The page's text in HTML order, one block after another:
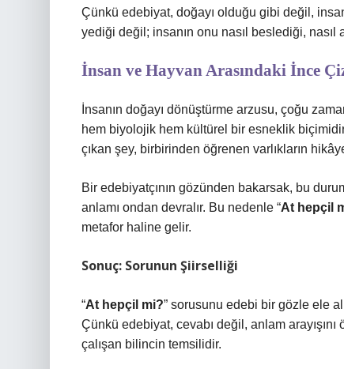
Çünkü edebiyat, doğayı olduğu gibi değil,
yediği değil; insanın onu nasıl beslediği, nasıl
İnsan ve Hayvan Arasındaki İnce
İnsanın doğayı dönüştürme arzusu, çoğu
hem biyolojik hem kültürel bir esneklik
çıkan şey, birbirinden öğrenen varlıkların
Bir edebiyatçının gözünden bakarsak, bu
anlamı ondan devralır. Bu nedenle “At hepçil
metafor haline gelir.
Sonuç: Sorunun Şiirselliği
“At hepçil mi?” sorusunu edebi bir gözle ele
Çünkü edebiyat, cevabı değil, anlam
çalışan bilincin temsilidir.